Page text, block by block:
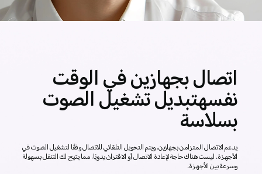
اتصال بجهازين في الوقت
نفسهتبديل تشغيل الصوت
بسلاسة
يدعم الاتصال المتزامن بجهازين، ويتم التحويل التلقائي للاتصال وفقًا لتشغيلالصوت في
الأجهزة. ليست هناك حاجة لإعادة الاتصال أو الاقتران يدويًا، مما يتيح لك التنقلبسهولة
وسرعة بين الأجهزة.